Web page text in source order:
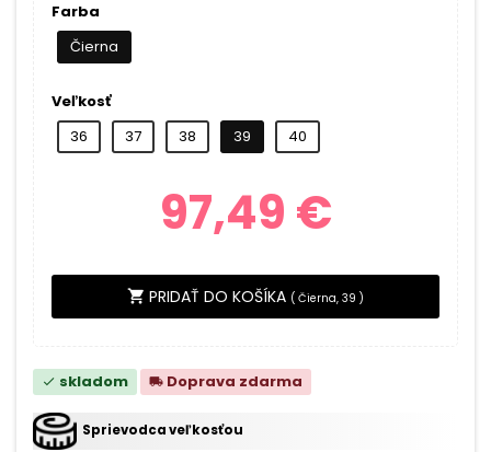
Farba
Čierna
Veľkosť
36
37 38 39 40
97,49 €
shopping_cart PRIDAŤ DO KOŠÍKA ( Čierna, 39 )
check skladom local_shipping Doprava zdarma
Sprievodca veľkosťou